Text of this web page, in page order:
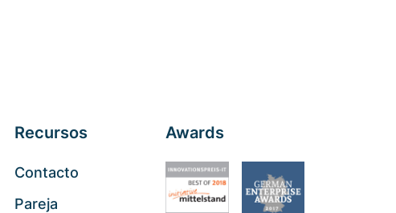
Recursos
Contacto
Pareja
Awards